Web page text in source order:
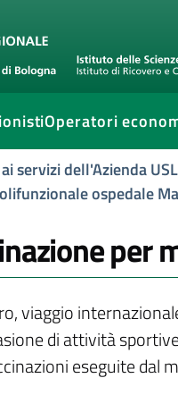
Operatori
servizi dell'Azienda
ospedale
per
viaggio
di attività
eseguite dal